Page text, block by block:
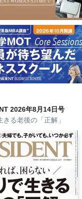
2026年8月14日号
きる老後の「正解」